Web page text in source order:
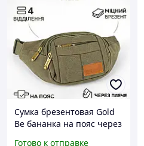
Сумка брезентовая Gold
Be бананка на пояс через
Готово к отправке